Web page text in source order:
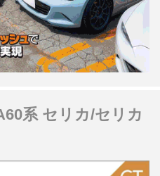
系 セリカ/セリカ